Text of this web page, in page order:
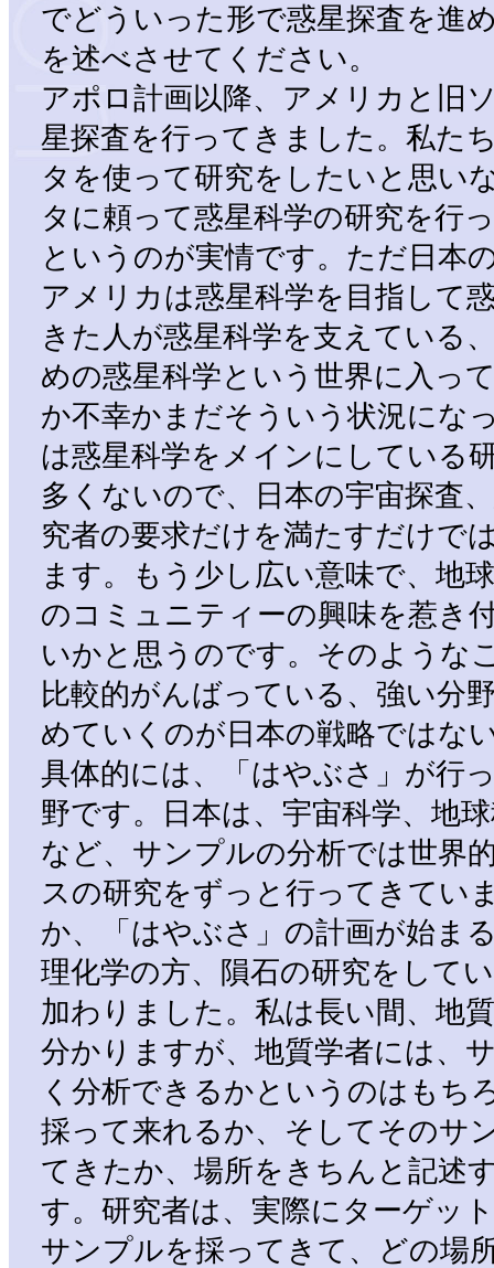
でどういった形で惑星探査を進
を述べさせてください。
アポロ計画以降、アメリカと旧
星探査を行ってきました。私た
タを使って研究をしたいと思い
タに頼って惑星科学の研究を行
というのが実情です。ただ日本
アメリカは惑星科学を目指して
きた人が惑星科学を支えている
めの惑星科学という世界に入っ
か不幸かまだそういう状況にな
は惑星科学をメインにしている
多くないので、日本の宇宙探査
究者の要求だけを満たすだけで
ます。もう少し広い意味で、地
のコミュニティーの興味を惹き
いかと思うのです。そのような
比較的がんばっている、強い分
めていくのが日本の戦略ではな
具体的には、「はやぶさ」が行
野です。日本は、宇宙科学、地
など、サンプルの分析では世界
スの研究をずっと行ってきてい
か、「はやぶさ」の計画が始ま
理化学の方、隕石の研究をして
加わりました。私は長い間、地
分かりますが、地質学者には、
く分析できるかというのはもち
採って来れるか、そしてそのサ
てきたか、場所をきちんと記述
す。研究者は、実際にターゲッ
サンプルを採ってきて、どの場